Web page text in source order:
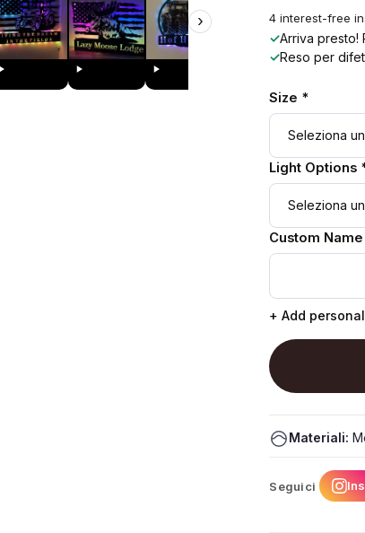
› 4 interest-free
✓Arriva
✓Reso per
Size *
Light Options
Custom
+ Add
Materiali:
Seguici